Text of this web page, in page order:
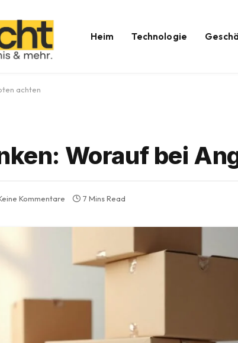
Heim Technologie
achten
Worauf bei
Kommentare 7 Mins Read